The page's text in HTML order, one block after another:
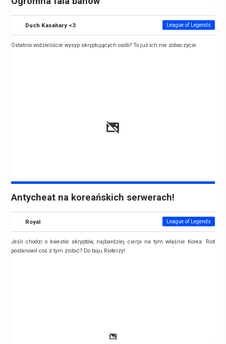
Duch Kasahary <3 League of Legends
Ostatnio widzieliście wysyp skryptujących osób? To już ich nie zobaczycie.
Antycheat na koreańskich serwerach!
Royal League of Legends
Jeśli chodzi o kwestie skryptów, najbardziej cierpi na tym właśnie Korea. Riot
postanowił coś z tym zrobić? Do boju Rioterzy!